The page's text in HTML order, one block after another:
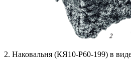
2. Наковальня (КЯ10-Р60-199) в